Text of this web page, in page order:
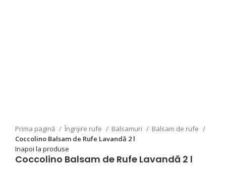
Prima pagină Îngrijire rufe Balsamuri
Balsam de rufe
Coccolino Balsam de Rufe Lavandă 2 l
Inapoi la produse
Coccolino Balsam de Rufe Lavandă 2 l